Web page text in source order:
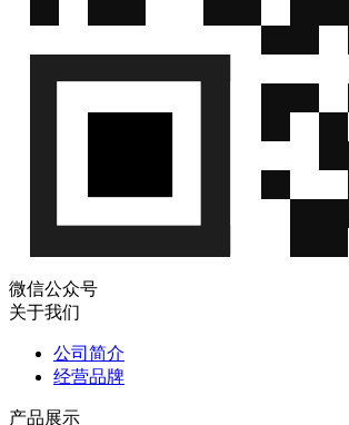
微信公众号
关于我们
公司简介
经营品牌
产品展示